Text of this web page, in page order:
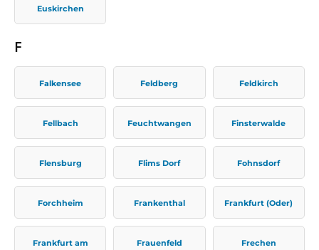
Euskirchen
F
Falkensee Feldberg Feldkirch
Fellbach Feuchtwangen Finsterwalde
Flensburg Flims Dorf Fohnsdorf
Forchheim Frankenthal Frankfurt (Oder)
Frankfurt am
Frauenfeld Frechen